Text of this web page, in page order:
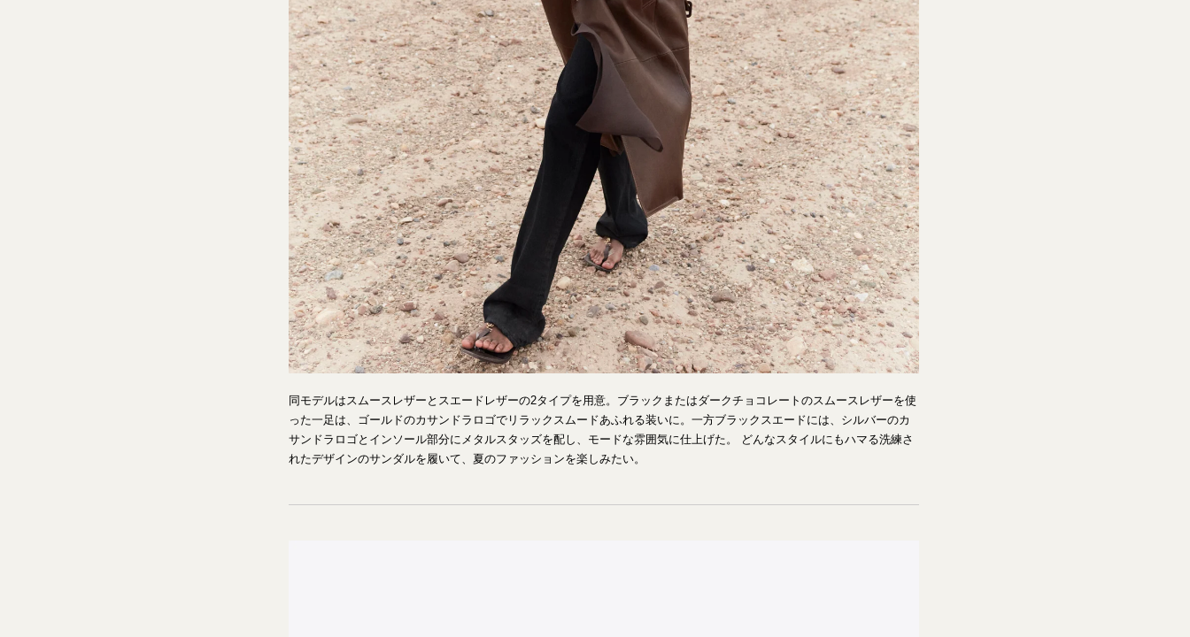
同モデルはスムースレザーとスエードレザーの2タイプを用意。ブラックまたはダークチョコレートのスムースレザーを使
った一足は、ゴールドのカサンドラロゴでリラックスムードあふれる装いに。一方ブラックスエードには、シルバーのカ
サンドラロゴとインソール部分にメタルスタッズを配し、モードな雰囲気に仕上げた。 どんなスタイルにもハマる洗練さ
れたデザインのサンダルを履いて、夏のファッションを楽しみたい。